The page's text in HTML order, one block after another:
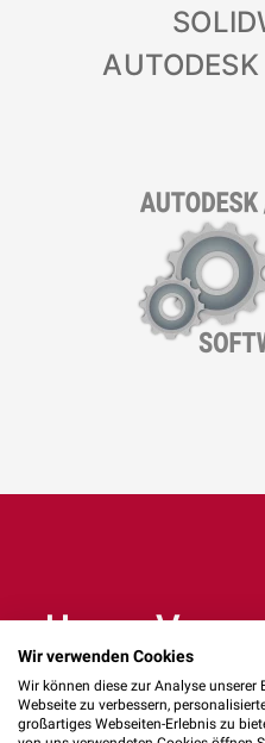
Unser
Wir verwenden Cookies
Wir können diese zur Analyse unserer
Webseite zu verbessern,
großartiges Webseiten-Erlebnis zu